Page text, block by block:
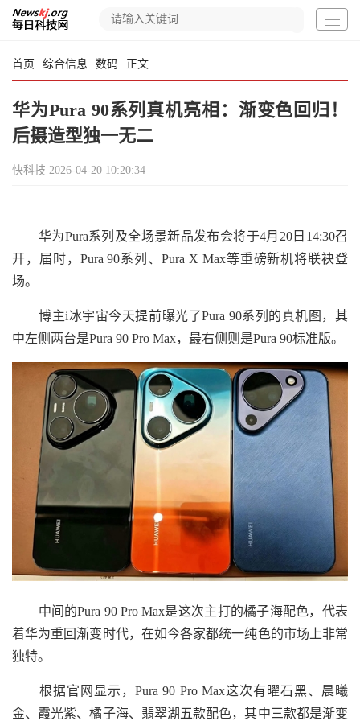
首页 综合信息 数码 正文
华为Pura 90系列真机亮相：渐变色回归！
后摄造型独一无二
快科技 2026-04-20 10:20:34
华为Pura系列及全场景新品发布会将于4月20日14:30召
开，届时，Pura 90系列、Pura X Max等重磅新机将联袂登
场。
博主i冰宇宙今天提前曝光了Pura 90系列的真机图，其
中左侧两台是Pura 90 Pro Max，最右侧则是Pura 90标准版。
中间的Pura 90 Pro Max是这次主打的橘子海配色，代表
着华为重回渐变时代，在如今各家都统一纯色的市场上非常
独特。
根据官网显示，Pura 90 Pro Max这次有曜石黑、晨曦
金、霞光紫、橘子海、翡翠湖五款配色，其中三款都是渐变